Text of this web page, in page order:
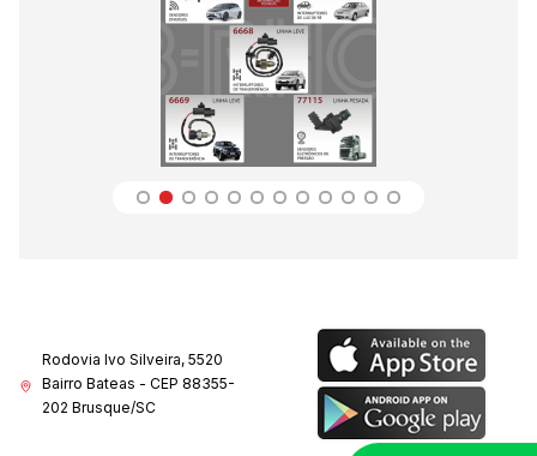
Rodovia Ivo Silveira, 5520
Bairro Bateas - CEP 88355-
202 Brusque/SC